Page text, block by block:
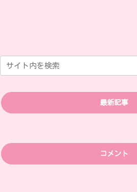
最新記事
コメント